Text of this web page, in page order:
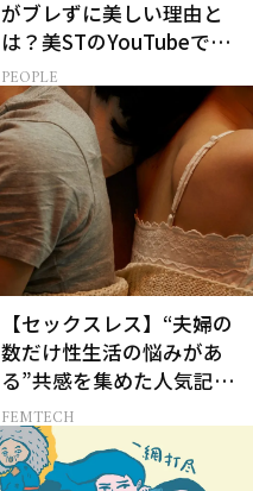
がブレずに美しい理由と
は？美STのYouTubeでは
ALL私物の「ポーチの中
身」も大公開！
PEOPLE
【セックスレス】“夫婦の
数だけ性生活の悩みがあ
る”共感を集めた人気記事
10選
FEMTECH